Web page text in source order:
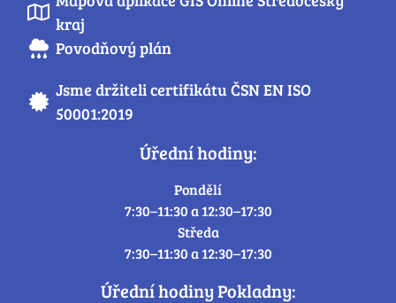
kraj
Povodňový plán
Jsme držiteli certifikátu ČSN EN ISO
50001:2019
Úřední hodiny:
Pondělí
7:30–11:30 a 12:30–17:30
Středa
7:30–11:30 a 12:30–17:30
Úřední hodiny Pokladny: